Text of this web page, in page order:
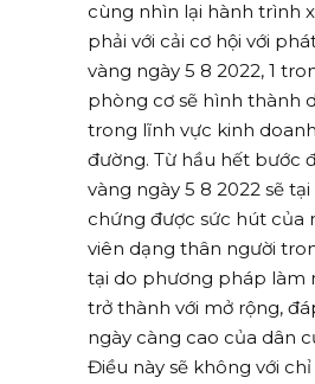
cùng nhìn lại hành trình
phải với cải cơ hội với
vàng ngày 5 8 2022, 1
phòng cơ sẽ hình thành
trong lĩnh vực kinh
đường. Từ hầu hết bước
vàng ngày 5 8 2022 sẽ
chứng được sức hút của
viên dạng thân người
tại do phương pháp làm
trở thành với mở rộng,
ngày càng cao của dân
Điều này sẽ không với